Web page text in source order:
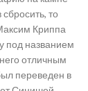
то
Криппа
под названием
отличным
переведен в